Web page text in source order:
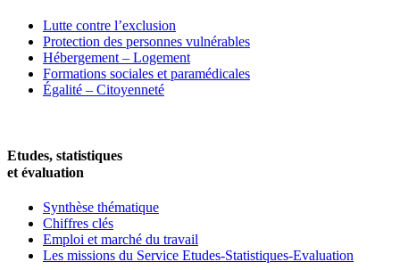
Lutte contre l’exclusion
Protection des personnes vulnérables
Hébergement – Logement
Formations sociales et paramédicales
Égalité – Citoyenneté
Etudes, statistiques
et évaluation
Synthèse thématique
Chiffres clés
Emploi et marché du travail
Les missions du Service Etudes-Statistiques-Evaluation